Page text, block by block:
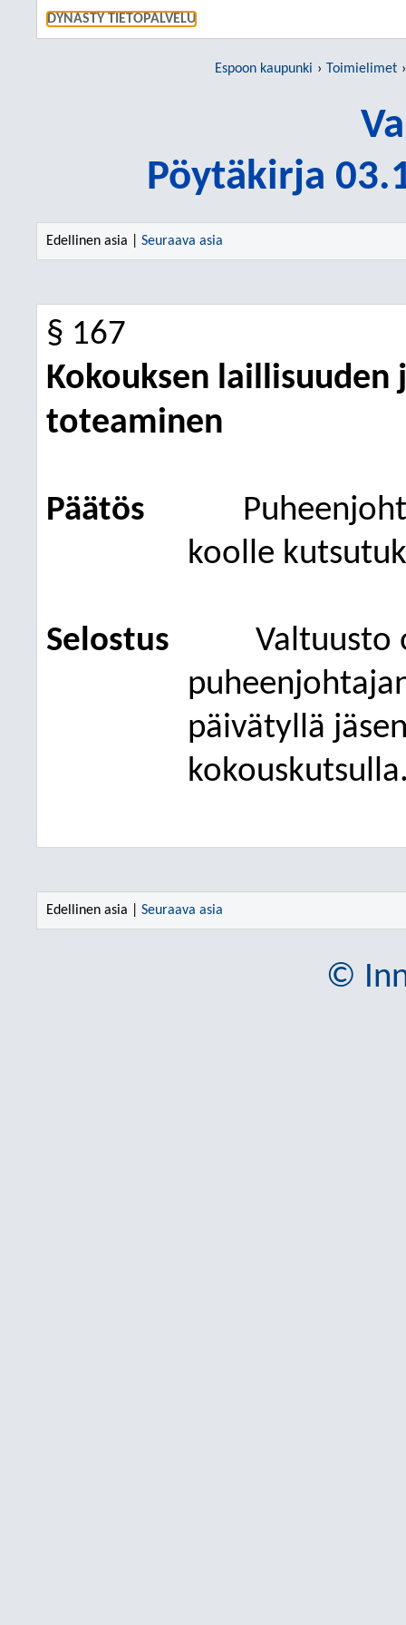
DYNASTY TIETOPALVELU
Espoon kaupunki Toimielimet
Pöytäkirja
Edellinen asia | Seuraava asia
§ 167
Kokouksen laillisuuden
toteaminen
Päätös
koolle
Selostus Valtuusto
päivätyllä
Edellinen asia | Seuraava asia
©